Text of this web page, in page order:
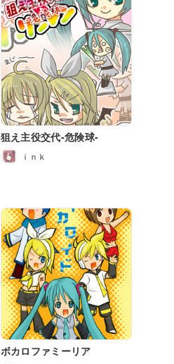
狙え主役交代-危険球-
ｉｎｋ
ボカロファミーリア